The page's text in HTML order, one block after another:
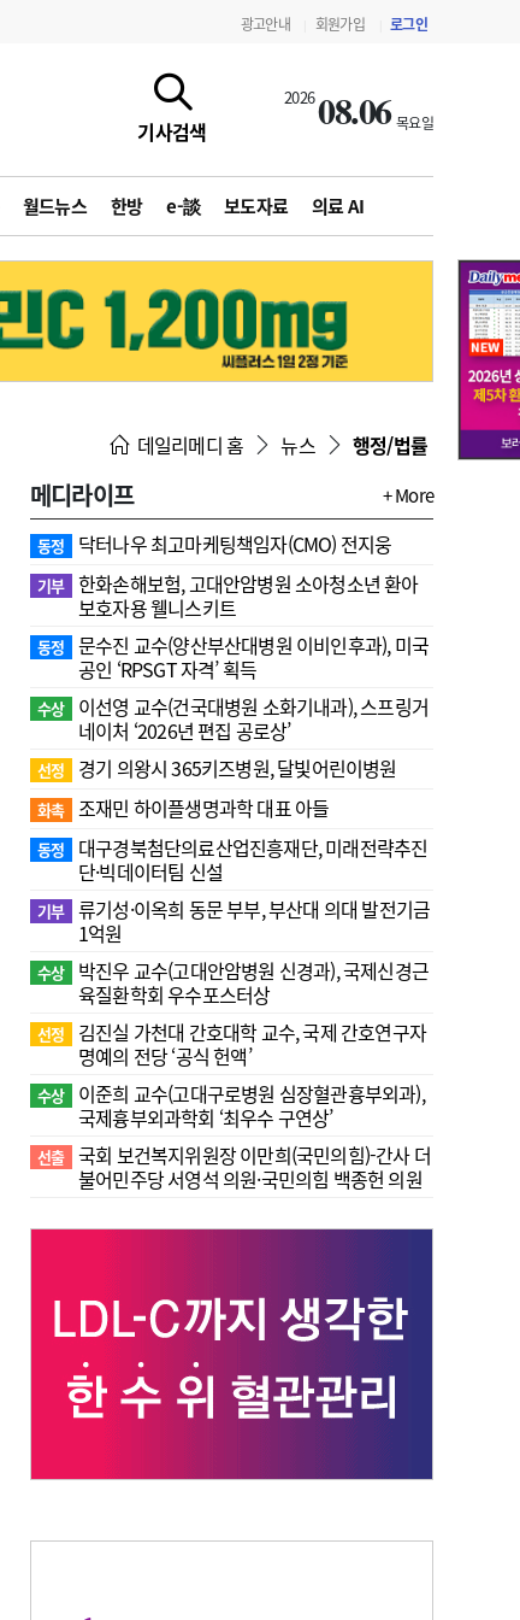
광고안내 회원가입 로그인
기사검색
202608.06 목요일
월드뉴스 한방 e-談 보도자료 의료 AI
지침·기준·평가 약제급여 심사 결과
데일리메디 홈 뉴스 행정/법률
메디라이프 + More
동정 닥터나우 최고마케팅책임자(CMO) 전지웅
기부 한화손해보험, 고대안암병원 소아청소년 환아
보호자용 웰니스키트
동정
문수진 교수( 양산부산대병원 이비인후과), 미국
공인 ‘RPSGT 자격’ 획득
수상
이선영 교수(건국대병원 소화기내과), 스프링거
네이처 ‘2026년 편집 공로상’
선정 경기 의왕시 365키즈병원, 달빛어린이병원
화촉 조재민 하이플생명과학 대표 아들
동정
대구경북첨단의료산업진흥재단, 미래전략추진
단·빅데이터팀 신설
기부 류기성·이옥희 동문 부부, 부산대 의대 발전기금
1억원
수상
박진우 교수(고대안암병원 신경과), 국제신경근
육질환학회 우수포스터상
선정
김진실 가천대 간호대학 교수, 국제 간호연구자
명예의 전당 ‘공식 헌액’
수상
이준희 교수(고대구로병원 심장혈관흉부외과),
국제흉부외과학회 ‘최우수 구연상’
선출 국회 보건복지위원장 이만희(국민의힘)-간사 더
불어민주당 서영석 의원·국민의힘 백종헌 의원